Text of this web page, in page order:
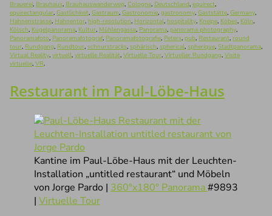
Brauerei, Brauhaus, Brauhauswanderweg, Cologne, Deutschland, equirect,
equirectangular, Gastlichkeit, Gastraum, Gastronomie, gastronomy, Gaststätte, Germany,
Hahnenstrasse, Hahnentor, high-resolution, Horizontal, hospitality, Kneipe, Köbes, Köln,
Kölsch, Kugelpanorama, Kultur, Mühlengasse, Panorama, panorama photography,
Panoramafoto, Panoramafotograf, Panoramafotografie, Peters, pub, Restaurant, round
tour, Rundgang, Rundtour, schnurstracks, sphärisch, spherical, spherique, Stadtpanorama,
Virtual Reality, virtuell, virtuelle Realität, Virtuelle Tour, Virtueller Rundgang, Visite
virtuelle, VR.
Restaurant im Paul-Löbe-Haus
Kantine im Paul-Löbe-Haus mit der Leuchten-
Installation „untitled restaurant“ und Möbeln
von Jorge Pardo | 360°x180° Panorama#9893
| Virtuelle Tour